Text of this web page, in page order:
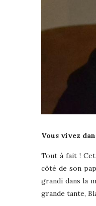
Vous vivez
Tout à fait !
côté de son
grandi dans la
grande tante,